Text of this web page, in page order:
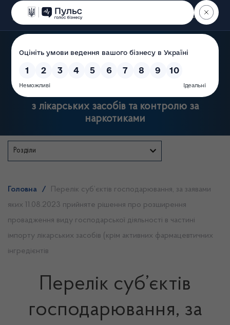
Пошук
Державна служба України
з лікарських засобів та контролю за
наркотиками
Розділи
Головна /
Перелік суб’єктів господарювання, за заявами
яких 11.08.2023 прийняте рішення про розширення
провадження виду господарської діяльності в частині
імпорту лікарських засобів (крім активних фармацевтичних
інгредієнтів
Перелік суб’єктів
господарювання, за